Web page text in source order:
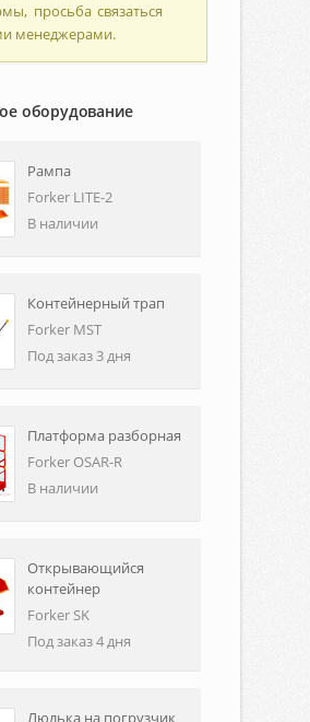
просьба связаться
менеджерами.
оборудование
Рампа
Forker LITE-2
В наличии
Контейнерный трап
Forker MST
Под заказ 3 дня
Платформа разборная
Forker OSAR-R
В наличии
Открывающийся
контейнер
Forker SK
Под заказ 4 дня
Люлька на погрузчик